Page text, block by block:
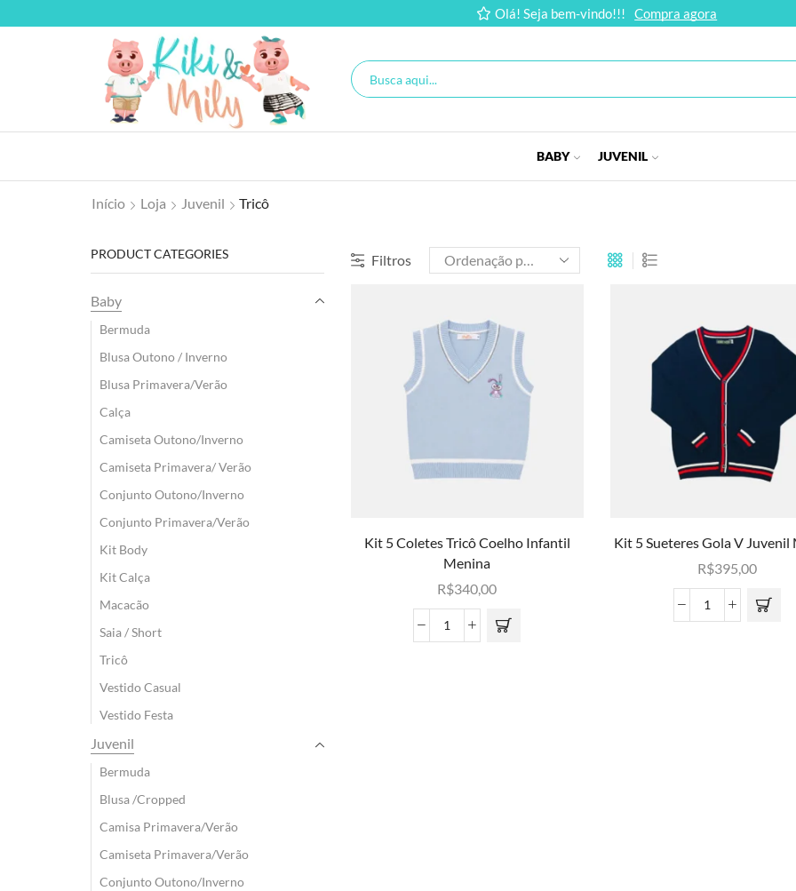
Olá! Seja bem-vindo!!! Compra agora
BABY JUVENIL
Início Loja Juvenil Tricô
Filtros
Kit 5 Coletes Tricô Coelho Infantil
Menina
R$340,00
Kit 5 Sueteres Gola V Juvenil
R$395,00
PRODUCT CATEGORIES
Baby
Bermuda
Blusa Outono / Inverno
Blusa Primavera/Verão
Calça
Camiseta Outono/Inverno
Camiseta Primavera/ Verão
Conjunto Outono/Inverno
Conjunto Primavera/Verão
Kit Body
Kit Calça
Macacão
Saia / Short
Tricô
Vestido Casual
Vestido Festa
Juvenil
Bermuda
Blusa /Cropped
Camisa Primavera/Verão
Camiseta Primavera/Verão
Conjunto Outono/Inverno